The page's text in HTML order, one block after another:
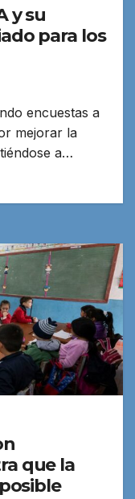
y su
para los
encuestas a
mejorar la
a…
que la